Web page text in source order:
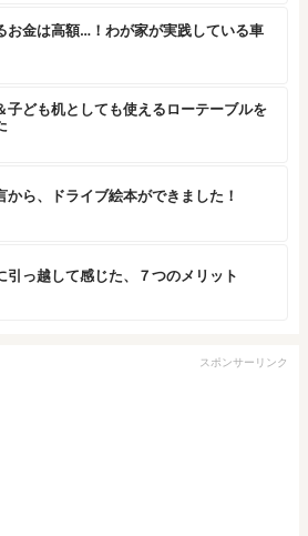
お金は高額…！わが家が実践している車
子ども机としても使えるローテーブルを
から、ドライブ絵本ができました！
引っ越して感じた、７つのメリット
スポンサーリンク